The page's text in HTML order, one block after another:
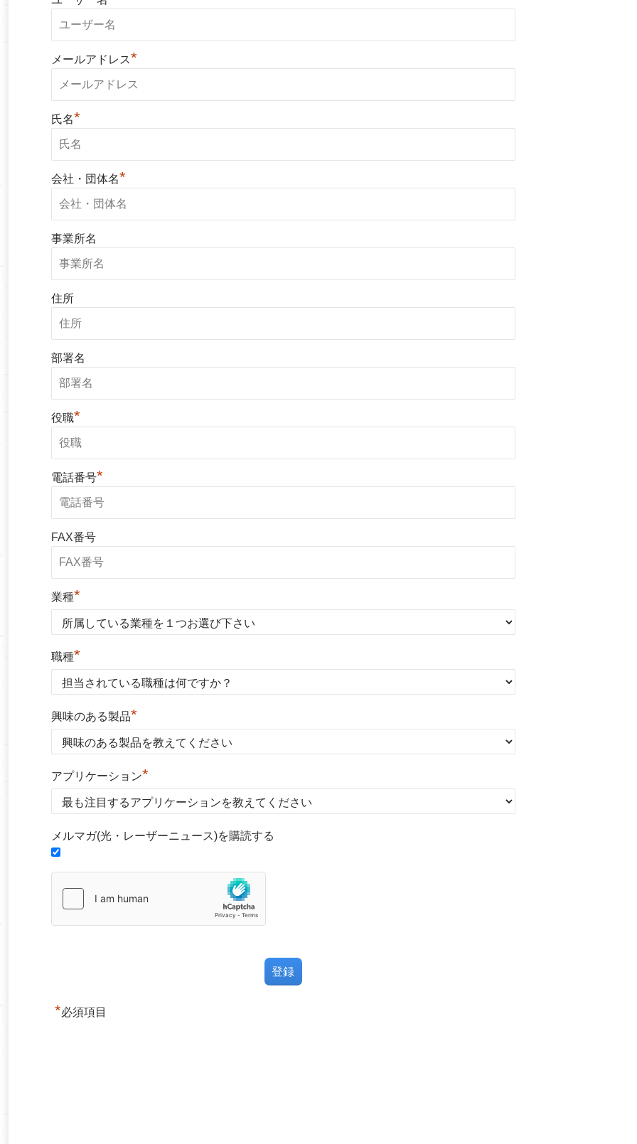
メールアドレス*
氏名*
会社・団体名*
事業所名
住所
部署名
役職*
電話番号*
FAX番号
業種*
職種*
興味のある製品*
アプリケーション*
メルマガ(光・レーザーニュース)を購読する
*必須項目